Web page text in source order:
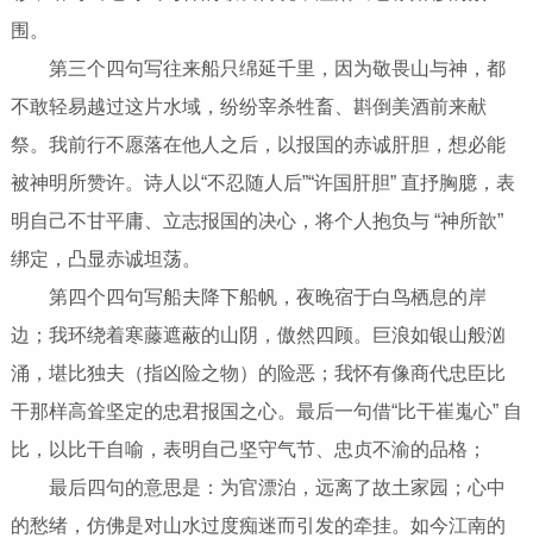
围。
第三个四句写往来船只绵延千里，因为敬畏山与神，都
不敢轻易越过这片水域，纷纷宰杀牲畜、斟倒美酒前来献
祭。我前行不愿落在他人之后，以报国的赤诚肝胆，想必能
被神明所赞许。诗人以“不忍随人后”“许国肝胆” 直抒胸臆，表
明自己不甘平庸、立志报国的决心，将个人抱负与 “神所歆”
绑定，凸显赤诚坦荡。
第四个四句写船夫降下船帆，夜晚宿于白鸟栖息的岸
边；我环绕着寒藤遮蔽的山阴，傲然四顾。巨浪如银山般汹
涌，堪比独夫（指凶险之物）的险恶；我怀有像商代忠臣比
干那样高耸坚定的忠君报国之心。最后一句借“比干崔嵬心” 自
比，以比干自喻，表明自己坚守气节、忠贞不渝的品格；
最后四句的意思是：为官漂泊，远离了故土家园；心中
的愁绪，仿佛是对山水过度痴迷而引发的牵挂。如今江南的